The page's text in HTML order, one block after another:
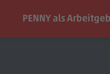
PENNY als